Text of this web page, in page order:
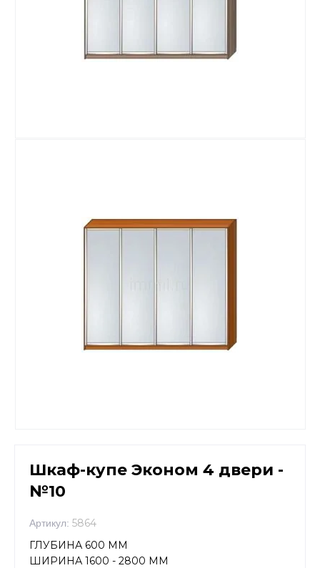
Шкаф-купе Эконом 4 двери -
№10
Артикул: 5864
ГЛУБИНА 600 ММ
ШИРИНА 1600 - 2800 ММ